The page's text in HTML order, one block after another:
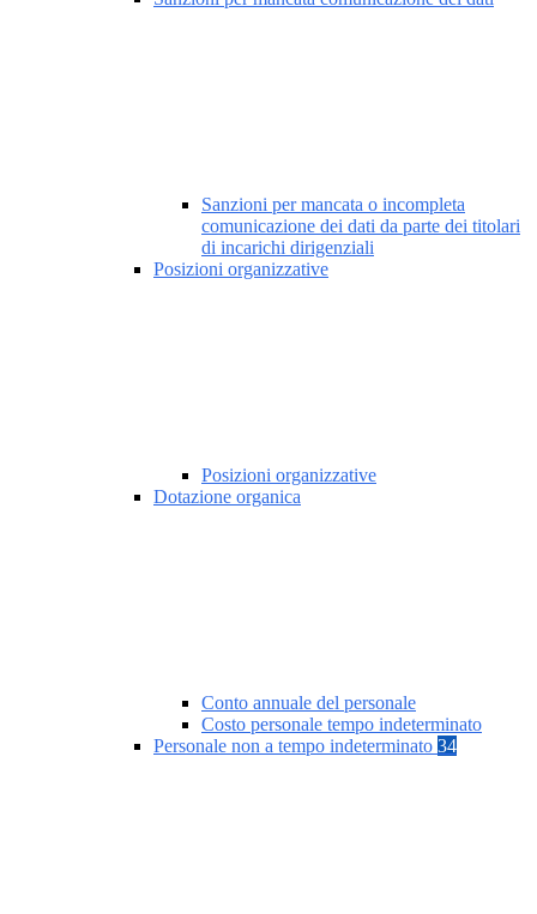
Sanzioni per mancata o incompleta
comunicazione dei dati da parte dei titolari
di incarichi dirigenziali
Posizioni organizzative
Posizioni organizzative
Dotazione organica
Conto annuale del personale
Costo personale tempo indeterminato
Personale non a tempo indeterminato 34